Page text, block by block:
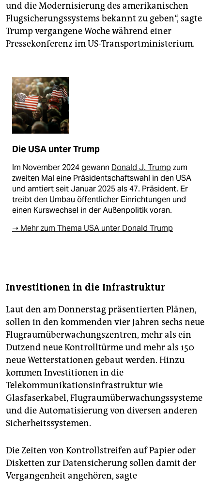
und die Modernisierung des amerikanischen
Flugsicherungssystems bekannt zu geben“, sagte
Trump vergangene Woche während einer
Pressekonferenz im US-Transportministerium.
Die USA unter Trump
Im November 2024 gewann Donald J. Trumpzum
zweiten Mal eine Präsidentschaftswahl in den USA
und amtiert seit Januar 2025 als 47. Präsident. Er
treibt den Umbau öffentlicher Einrichtungen und
einen Kurswechsel in der Außenpolitik voran.
➝ Mehr zum Thema USA unter Donald Trump
Investitionen in die Infrastruktur
Laut den am Donnerstag präsentierten Plänen,
sollen in den kommenden vier Jahren sechs neue
Flugraumüberwachungszentren, mehr als ein
Dutzend neue Kontrolltürme und mehr als 150
neue Wetterstationen gebaut werden. Hinzu
kommen Investitionen in die
Telekommunikationsinfrastruktur wie
Glasfaserkabel, Flugraumüberwachungssysteme
und die Automatisierung von diversen anderen
Sicherheitssystemen.
Die Zeiten von Kontrollstreifen auf Papier oder
Disketten zur Datensicherung sollen damit der
Vergangenheit angehören, sagte